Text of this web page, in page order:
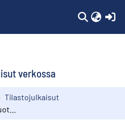
verkossa
Tilastojulkaisut